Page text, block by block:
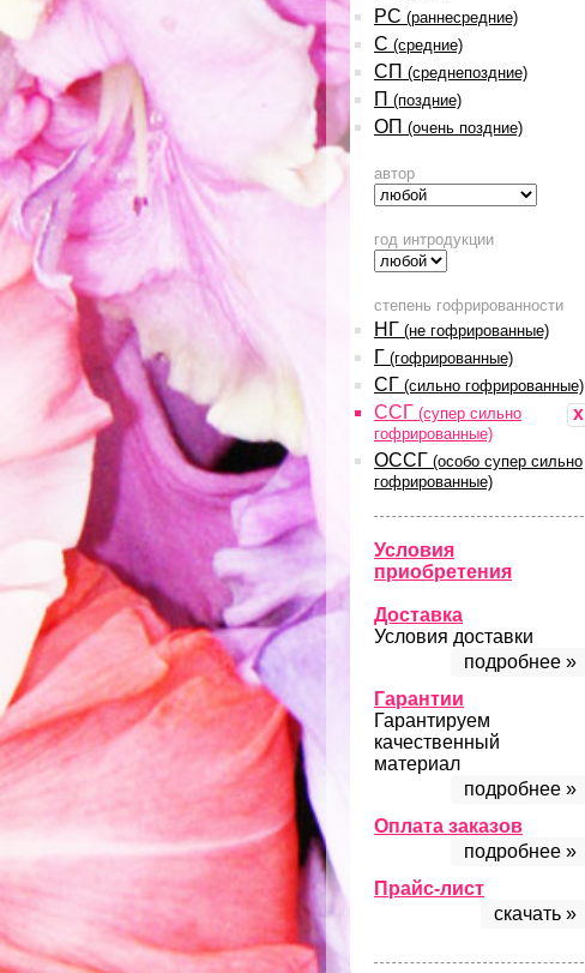
РС (раннесредние)
С (средние)
СП (среднепоздние)
П (поздние)
ОП (очень поздние)
автор
год интродукции
степень гофрированности
НГ (не гофрированные)
Г (гофрированные)
СГ (сильно гофрированные)
x
ССГ (супер сильно
гофрированные)
ОССГ (особо супер сильно
гофрированные)
Условия
приобретения
Доставка
Условия доставки
подробнее »
Гарантии
Гарантируем
качественный
материал
подробнее »
Оплата заказов
подробнее »
Прайс-лист
скачать »